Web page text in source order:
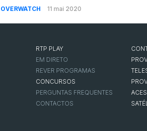
OVERWATCH 11 mai 2020
RTP PLAY
EM DIRETO
REVER PROGRAMAS
CONCURSOS
PERGUNTAS FREQUENTES
CONTACTOS